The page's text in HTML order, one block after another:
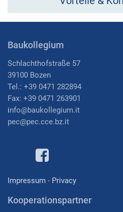
Baukollegium
Schlachthofstraße 57
39100 Bozen
Tel.: +39 0471 282894
Fax: +39 0471 263901
info@baukollegium.it
pec@pec.cce.bz.it
Impressum - Privacy
Kooperationspartner